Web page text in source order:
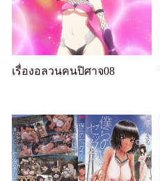
เรื่องอลวนคนปิศาจ08